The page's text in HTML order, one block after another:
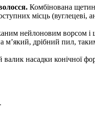
Комбінована
місць (вуглецеві,
нейлоновим ворсом і
м’який, дрібний пил,
валик насадки конічної